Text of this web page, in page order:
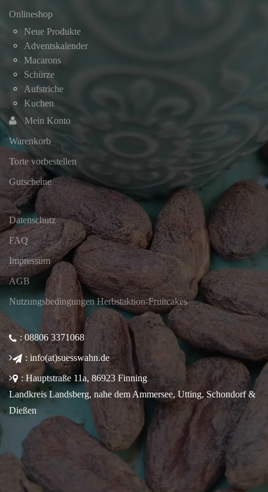
Onlineshop
Neue Produkte
Adventskalender
Macarons
Schürze
Aufstriche
Kuchen
Mein Konto
Warenkorb
Torte vorbestellen
Gutscheine
Datenschutz
FAQ
Impressum
AGB
Nutzungsbedingungen Herbstaktion-Fruitcakes
: 08806 3371068
: info(at)suesswahn.de
: Hauptstraße 11a, 86923 Finning
Landkreis Landsberg, nahe dem Ammersee, Utting, Schondorf &
Dießen